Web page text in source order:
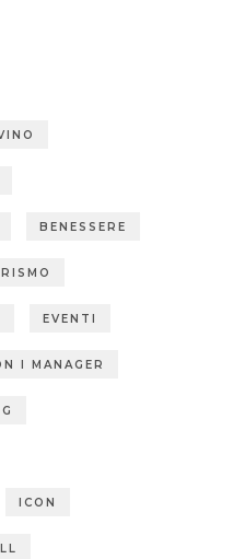
BENESSERE
EVENTI
I MANAGER
ICON